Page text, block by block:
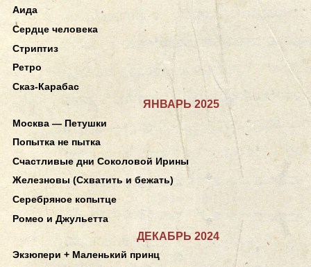
Аида
Сердце человека
Стриптиз
Ретро
Сказ-Карабас
ЯНВАРЬ 2025
Москва — Петушки
Попытка не пытка
Счастливые дни Соколовой Ирины
Железновы (Схватить и бежать)
Серебряное копытце
Ромео и Джульетта
ДЕКАБРЬ 2024
Экзюпери + Маленький принц